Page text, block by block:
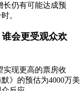
长仍有可能达成预
。
会更受观众欢
实现更高的票房收
》的预估为4000万美